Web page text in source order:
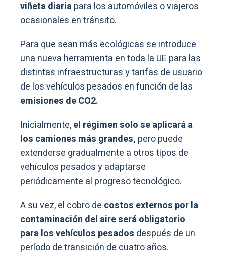
viñeta diariapara los automóviles o viajeros
ocasionales en tránsito.
Para que sean más ecológicas se introduce
una nueva herramienta en toda la UE para las
distintas infraestructuras y tarifas de usuario
de los vehículos pesados en función de las
emisiones de CO2.
Inicialmente,el régimen solo se aplicará a
los camiones más grandes, pero puede
extenderse gradualmente a otros tipos de
vehículos pesados y adaptarse
periódicamente al progreso tecnológico.
A su vez, el cobro de costos externos por la
contaminación del aire será obligatorio
para los vehículos pesados después de un
período de transición de cuatro años.